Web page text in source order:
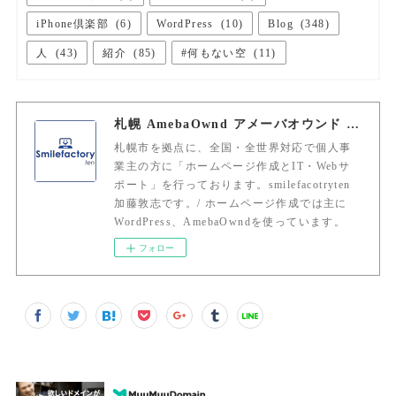
iPhone倶楽部 (6) WordPress (10) Blog (348)
人 (43) 紹介 (85) #何もない空 ( 11)
札幌 AmebaOwnd アメーバオウンド 加藤敦志
札幌市を拠点に、全国・全世界対応で個人事
業主の方に「ホームページ作成とIT・Webサ
ポート」を行っております。smilefacotryten
加藤敦志です。/ ホームページ作成では主に
WordPress、AmebaOwndを使っています。
フォロー